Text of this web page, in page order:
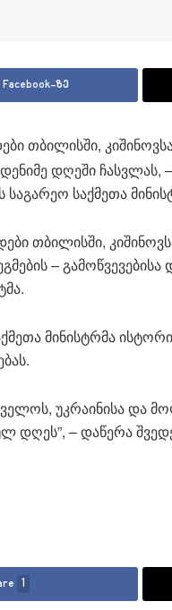
ზე
თბილისში,
დღეში ჩასვლას, –
საგარეო საქმეთა
თბილისში,
–
მინისტრმა
უკრაინისა და
დღეს”, – დაწერა
1